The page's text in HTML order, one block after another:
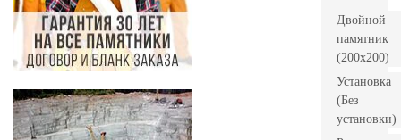
Двойной
памятник
(200х200)
Установка
(Без
установки)